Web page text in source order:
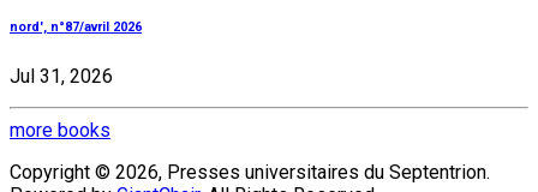
nord', n°87/avril 2026
Jul 31, 2026
more books
Copyright © 2026, Presses universitaires du Septentrion.